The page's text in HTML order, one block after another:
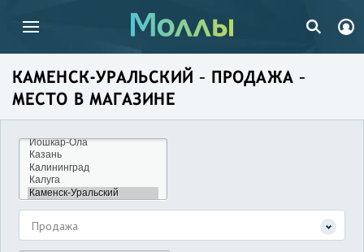
КАМЕНСК-УРАЛЬСКИЙ – ПРОДАЖА –
МЕСТО В МАГАЗИНЕ
Продажа